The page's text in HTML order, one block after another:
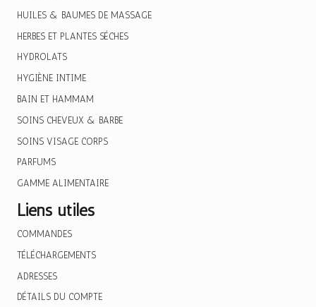
HUILES & BAUMES DE MASSAGE
HERBES ET PLANTES SÉCHES
HYDROLATS
HYGIÈNE INTIME
BAIN ET HAMMAM
SOINS CHEVEUX & BARBE
SOINS VISAGE CORPS
PARFUMS
GAMME ALIMENTAIRE
Liens utiles
COMMANDES
TÉLÉCHARGEMENTS
ADRESSES
DÉTAILS DU COMPTE